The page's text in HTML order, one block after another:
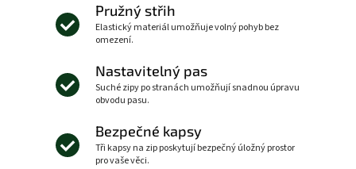
Pružný střih
Elastický materiál umožňuje volný pohyb bez
omezení.
Nastavitelný pas
Suché zipy po stranách umožňují snadnou úpravu
obvodu pasu.
Bezpečné kapsy
Tři kapsy na zip poskytují bezpečný úložný prostor
pro vaše věci.